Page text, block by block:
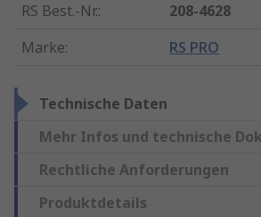
RS Best.-Nr.:
208-4628
Marke: RS PRO
Technische Daten
Mehr Infos und technische
Rechtliche Anforderungen
Produktdetails